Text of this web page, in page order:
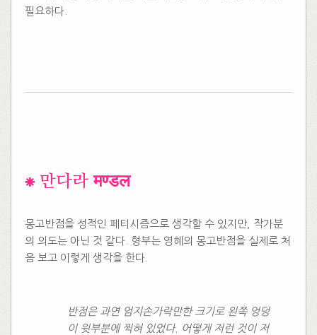
필요하다.
​⁕ 만다라 मण्डल
몽고반점을 성적인 페티시즘으로 생각할 수 있지만, 작가분
의 의도는 아닌 것 같다. 형부는 영혜의 몽고반점을 실제로 처
음 보고 이렇게 생각을 한다.
반점은 과연 엄지손가락만한 크기로 왼쪽 엉덩
이 윗부분에 찍혀 있었다. 어떻게 저런 것이 저